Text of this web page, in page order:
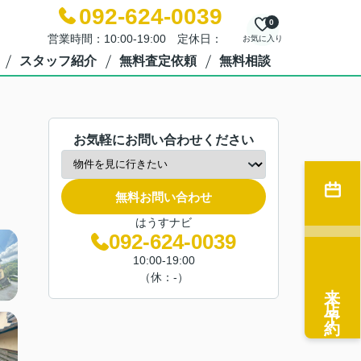
092-624-0039
営業時間：10:00-19:00 定休日： お気に入り
0
スタッフ紹介 無料査定依頼 無料相談
お気軽にお問い合わせください
無料お問い合わせ
はうすナビ
092-624-0039
10:00-19:00
（休：-）
来店予約